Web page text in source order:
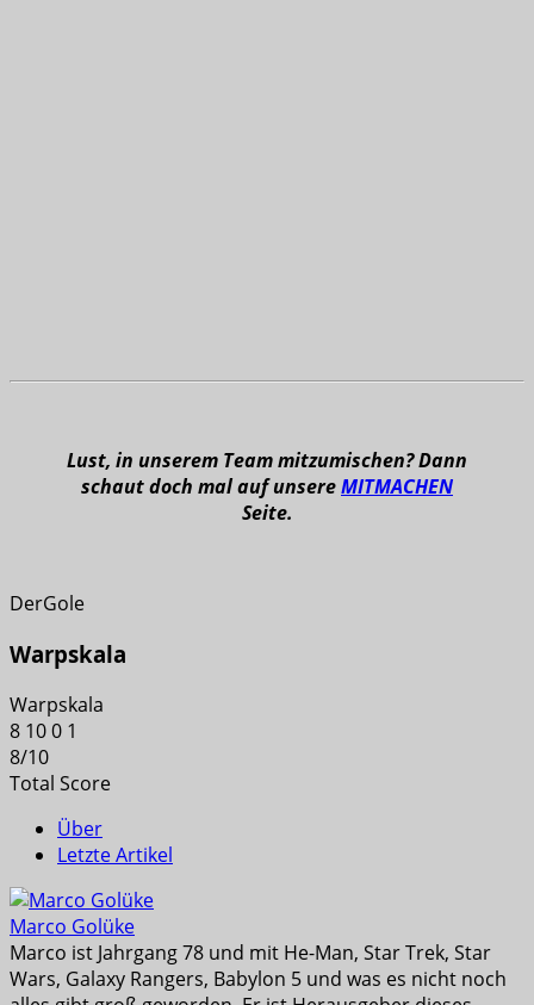
Lust, in unserem Team mitzumischen? Dann
schaut doch mal auf unsereMITMACHEN
Seite.
DerGole
Warpskala
Warpskala
8 100 1
8/10
Total Score
Über
Letzte Artikel
Marco Golüke
Marco ist Jahrgang 78 und mit He-Man, Star Trek, Star
Wars, Galaxy Rangers, Babylon 5 und was es nicht noch